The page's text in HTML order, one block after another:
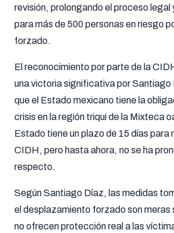
revisión, prolongando el proceso legal
para más de 500 personas en riesgo
forzado.
El reconocimiento por parte de la
una victoria significativa por Santiago
que el Estado mexicano tiene la
crisis en la región triqui de la Mixteca
Estado tiene un plazo de 15 días para
CIDH, pero hasta ahora, no se ha
respecto.
Según Santiago Díaz, las medidas
el desplazamiento forzado son meras
no ofrecen protección real a las